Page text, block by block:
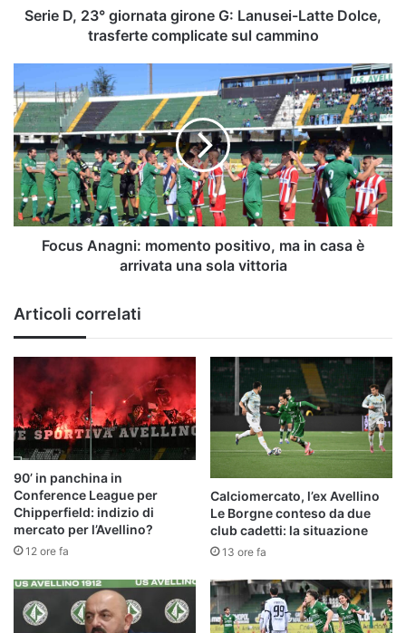
trasferte
Serie D, 23° giornata girone G: Lanusei-Latte Dolce,
trasferte complicate sul cammino
Anagni:
momento
positivo,
ma
in
casa
è
arrivata
Focus Anagni: momento positivo, ma in casa è
arrivata una sola vittoria
Articoli correlati
90’ in panchina in
Conference League per
Chipperfield: indizio di
mercato per l’Avellino?
12 ore fa
Calciomercato, l’ex Avellino
Le Borgne conteso da due
club cadetti: la situazione
13 ore fa